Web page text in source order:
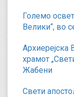
Големо
Велики“, во
Архиерејска
храмот
Жабени
Свети